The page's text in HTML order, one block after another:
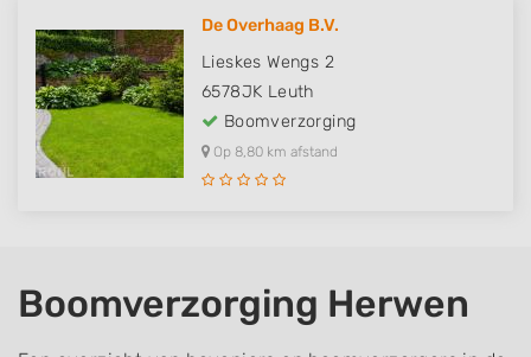
De Overhaag B.V.
Lieskes Wengs 2
6578JK Leuth
Boomverzorging
Op 8,80 km afstand
Boomverzorging Herwen